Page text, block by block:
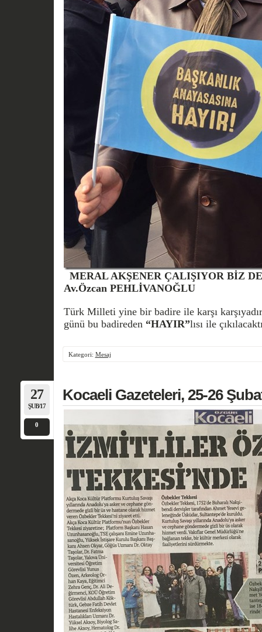
MERAL AKŞENER ÇALIŞIYOR BİZ
Av.Özcan PEHLİVANOĞLU
Türk Milleti yine bir badire ile karşı
günü bu badireden “HAYIR”lısı ile
Kategori: Mesaj
27
ŞUB/17
0
Kocaeli Gazeteleri, 25-26